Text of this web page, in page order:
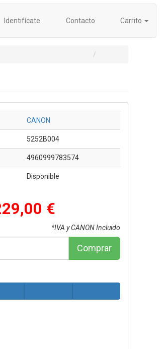
Identifícate Contacto Carrito
CANON
5252B004
4960999783574
Disponible
€
*IVA y CANON Incluido
Comprar